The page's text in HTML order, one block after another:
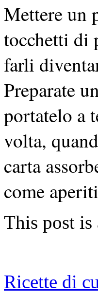
Mettere un
tocchetti di
farli
Preparate
portatelo a
volta,
carta
come
This post
Ricette di